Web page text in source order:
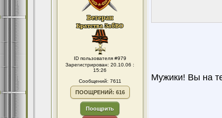
ID пользователя #979
Зарегистрирован: 20.10.06 :
15:26
Сообщений: 7611
ПООЩРЕНИЙ: 616
Поощрить
Мужики! Вы на